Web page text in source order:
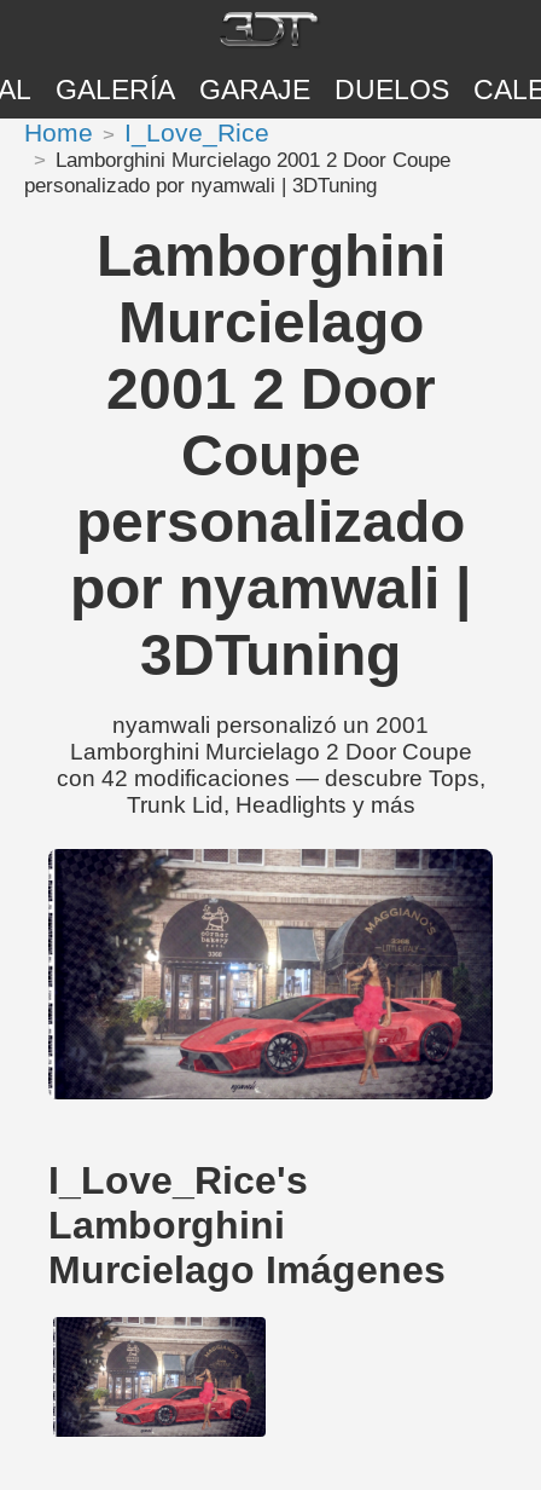
GALERÍA GARAJE DUELOS
Home I_Love_Rice
Lamborghini Murcielago 2001 2 Door Coupe
personalizado por nyamwali | 3DTuning
Lamborghini
Murcielago
2001 2 Door
Coupe
personalizado
por nyamwali |
3DTuning
nyamwali personalizó un 2001
Lamborghini Murcielago 2 Door Coupe
con 42 modificaciones — descubre Tops,
Trunk Lid, Headlights y más
I_Love_Rice's
Lamborghini
Murcielago Imágenes